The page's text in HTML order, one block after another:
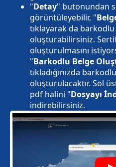
"Detay" butonundan
görüntüleyebilir, "
tıklayarak da
oluşturabilirsiniz.
oluşturulmasını
"Barkodlu Belge
tıkladığınızda
oluşturulacaktır. Sol
pdf halini "Dosyayı
indirebilirsiniz.